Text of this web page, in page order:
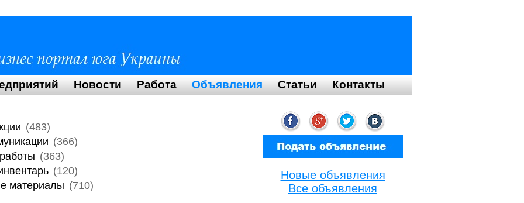
Новости Работа Объявления Статьи Контакты
Новые объявления
Все объявления
(483)
(366)
(363)
(120)
материалы (710)